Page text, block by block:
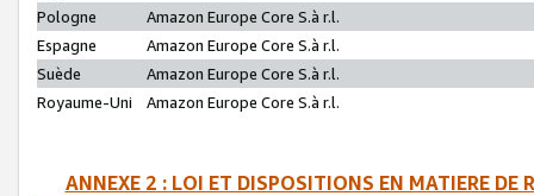
Pologne
Amazon Europe Core S.à r.l.
Espagne
Amazon Europe Core S.à r.l.
Suède
Amazon Europe Core S.à r.l.
Royaume-Uni
Amazon Europe Core S.à r.l.
ANNEXE 2 : LOI ET DISPOSITIONS EN MATIERE DE